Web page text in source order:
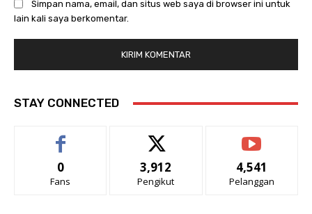
Simpan nama, email, dan situs web saya di browser ini untuk
lain kali saya berkomentar.
STAY CONNECTED
0
Fans
3,912
Pengikut
4,541
Pelanggan